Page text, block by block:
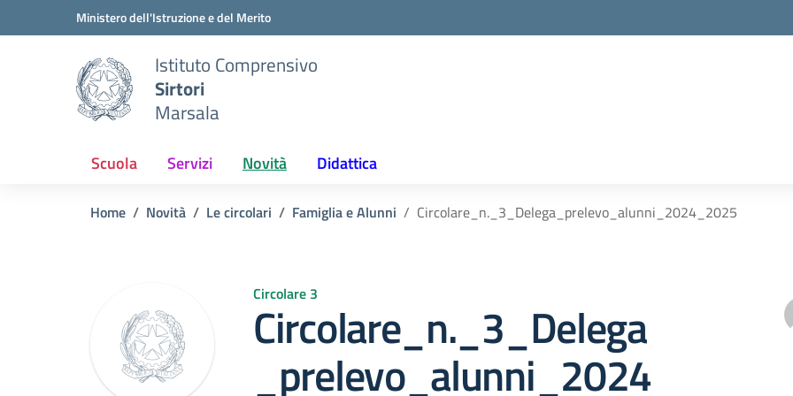
Vai ai contenuti
Vai al menu di navigazioneMinistero dell'Istruzione e del Merito
Istituto Comprensivo
Sirtori
Marsala
Scuola Servizi Novità Didattica
Home Novità Le circolari Famiglia e Alunni Circolare_n._3_Delega_prelevo_alunni_2024_2025
Circolare 3
Circolare_n._3_Delega
_prelevo_alunni_2024